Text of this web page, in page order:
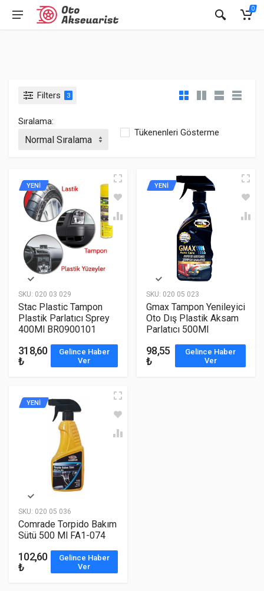
0
Filters 3
Sıralama:
Tükenenleri Gösterme
SKU: 020 03 029
YENİ
Stac Plastic Tampon
Plastik Parlatıcı Sprey
400Ml BR0900101
318,60
₺
Gelince Haber
Ver
SKU: 020 05 023
YENİ
Gmax Tampon Yenileyici
Oto Dış Plastik Aksam
Parlatıcı 500Ml
98,55
₺
Gelince Haber
Ver
SKU: 020 05 036
YENİ
Comrade Torpido Bakım
Sütü 500 Ml FA1-074
102,60
₺
Gelince Haber
Ver